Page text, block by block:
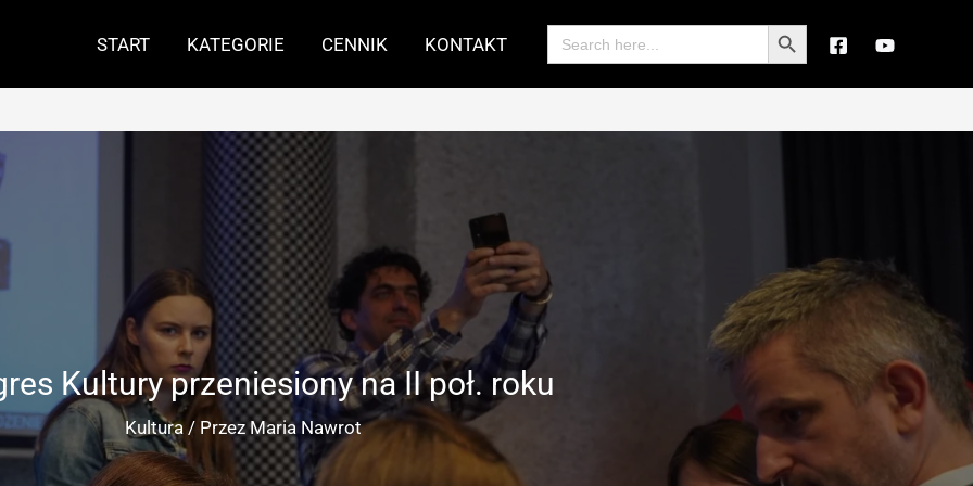
START KATEGORIE CENNIK KONTAKT
Search
for:
Search Button
Kultury przeniesiony na II poł. roku
Kultura/ PrzezMaria Nawrot